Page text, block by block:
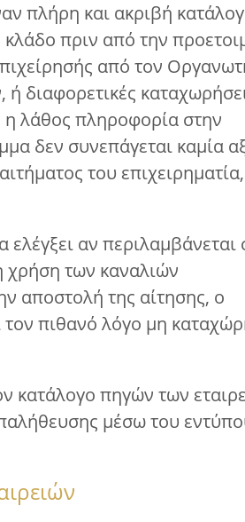
πλήρη και ακριβή
πριν από την
από τον
διαφορετικές
η λάθος πληροφορία στην
δεν συνεπάγεται καμία
του
αν περιλαμβάνεται
χρήση των καναλιών
αποστολή της αίτησης, ο
τον πιθανό λόγο μη
κατάλογο πηγών των
μέσω του